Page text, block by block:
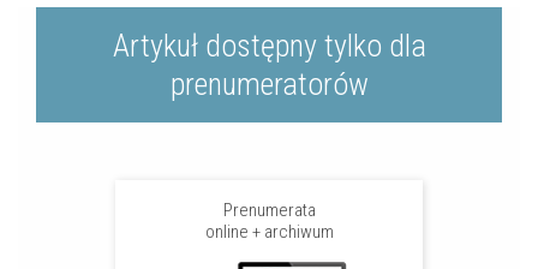
Artykuł dostępny tylko dla
prenumeratorów
Prenumerata
online + archiwum